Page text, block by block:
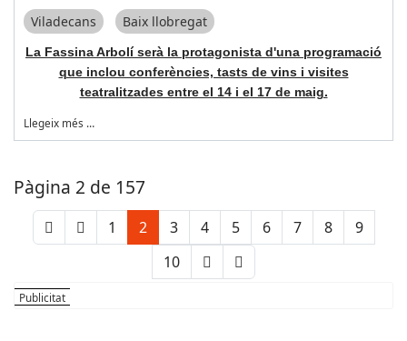
Viladecans Baix llobregat
La Fassina Arbolí serà la protagonista d'una programació
que inclou conferències, tasts de vins i visites
teatralitzades entre el 14 i el 17 de maig.
Llegeix més …
Pàgina 2 de 157
1 2 3 4 5 6 7 8
9
10